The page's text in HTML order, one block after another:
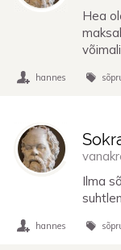
Hea
hannes
Ilma
hannes